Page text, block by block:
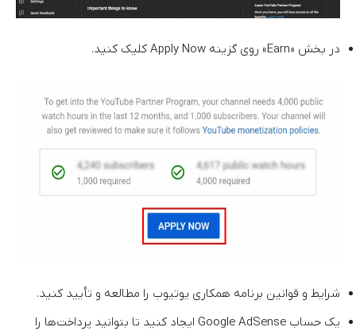
در بخش «Earn» روی گزینه Apply Now کلیک کنید.
شرایط و قوانین برنامه همکاری یوتیوب را مطالعه و تأیید کنید.
یک حساب Google AdSense ایجاد کنید تا بتوانید پرداخت‌ها را